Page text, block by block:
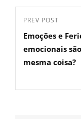
PREV POST
Emoções e
emocionais
mesma coisa?